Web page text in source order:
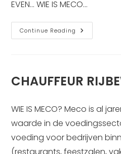
EVEN... WIE IS MECO…
Continue Reading STAGIAIR
MARKETING
CHAUFFEUR
WIE IS MECO? Meco is al
waarde in de
voeding voor bedrijven